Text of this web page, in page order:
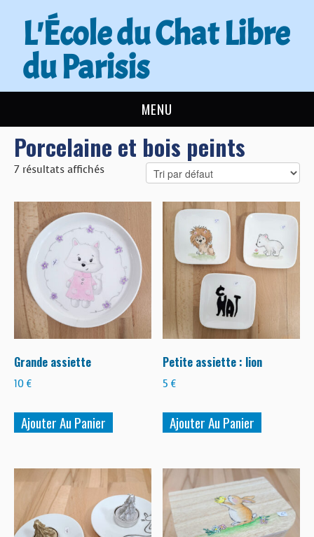
L'École du Chat Libre
du Parisis
MENU
L’ÉCOLE DU CHAT
ACTUALITÉS
ADOPTER
NOUS AIDER
CONTACT
BOUTIQUE
FORUM
Porcelaine et bois peints
7 résultats affichés
Grande assiette
10 €
Ajouter Au Panier
Petite assiette : lion
5€
Ajouter Au Panier